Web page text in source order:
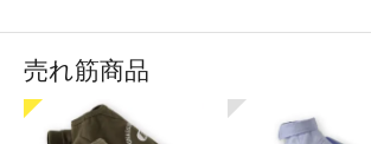
売れ筋商品